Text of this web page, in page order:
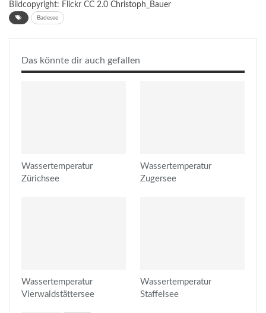
Bildcopyright: Flickr CC 2.0 Christoph_Bauer
Badesee
Das könnte dir auch gefallen
Wassertemperatur
Zürichsee
Wassertemperatur
Zugersee
Wassertemperatur
Vierwaldstättersee
Wassertemperatur
Staffelsee